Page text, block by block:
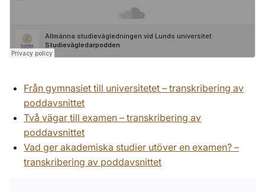
Från gymnasiet till universitetet – transkribering av
poddavsnittet
Två vägar till examen – transkribering av
poddavsnittet
Vad ger akademiska studier utöver en examen? –
transkribering av poddavsnittet